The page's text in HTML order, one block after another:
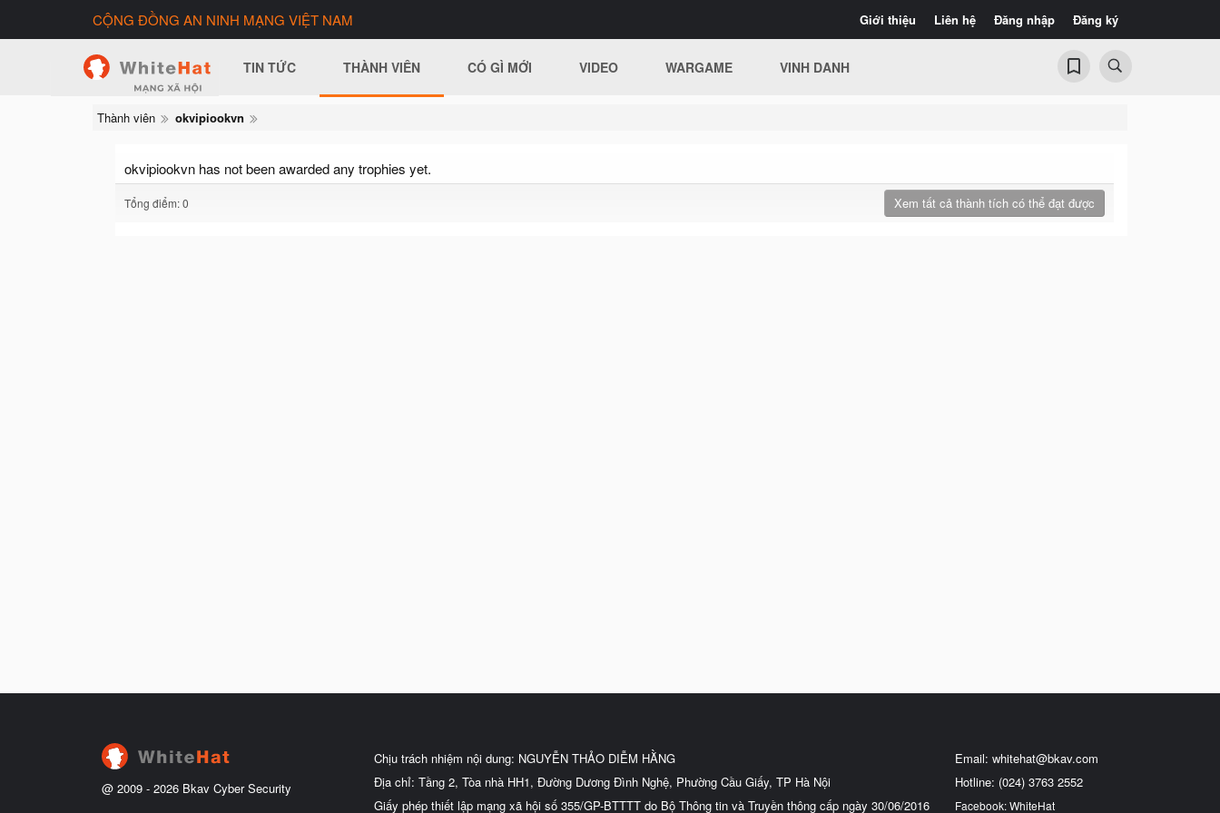
Giới thiệu Liên hệ Đăng nhập Đăng ký
CỘNG ĐỒNG AN NINH MẠNG VIỆT NAM
TIN TỨC THÀNH VIÊN CÓ GÌ MỚI VIDEO WARGAME VINH DANH
Thành viên okvipiookvn
okvipiookvn has not been awarded any trophies yet.
Tổng điểm: 0 Xem tất cả thành tích có thể đạt được
@ 2009 - 2026 Bkav Cyber Security
Chịu trách nhiệm nội dung: NGUYỄN THẢO DIỄM HẰNG
Địa chỉ: Tầng 2, Tòa nhà HH1, Đường Dương Đình Nghệ, Phường Cầu Giấy, TP Hà Nội
Giấy phép thiết lập mạng xã hội số 355/GP-BTTTT do Bộ Thông tin và Truyền thông cấp ngày 30/06/2016
Email: whitehat@bkav.com
Hotline: (024) 3763 2552
Facebook: WhiteHat